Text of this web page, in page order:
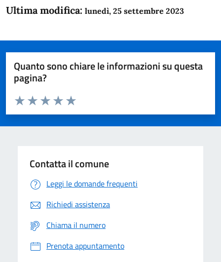
Ultima modifica: lunedì, 25 settembre 2023
Quanto sono chiare le informazioni su questa
pagina?
Domanda
Valuta da 1 a 5 stelle la pagina
Valuta 5 stelle su 5
Valuta 4 stelle su 5
Valuta 3 stelle su 5
Valuta 2 stelle su 5
Valuta 1 stelle su 5
Contatta il comune
Leggi le domande frequenti
Richiedi assistenza
Chiama il numero
Prenota appuntamento